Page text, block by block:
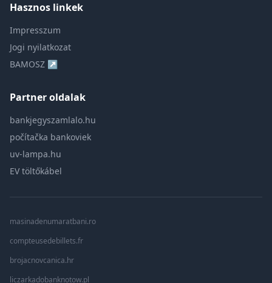
Hasznos linkek
Impresszum
Jogi nyilatkozat
BAMOSZ ↗
Partner oldalak
bankjegyszamlalo.hu
počítačka bankoviek
uv-lampa.hu
EV töltőkábel
masinadenumaratbani.ro
compteusedebillets.fr
brojacnovcanica.hr
liczarkadobanknotow.pl